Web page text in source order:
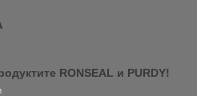
RONSEAL и PURDY!
за